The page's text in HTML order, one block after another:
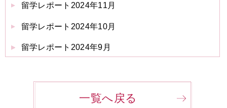
留学レポート2024年11月
留学レポート2024年10月
留学レポート2024年9月
一覧へ戻る